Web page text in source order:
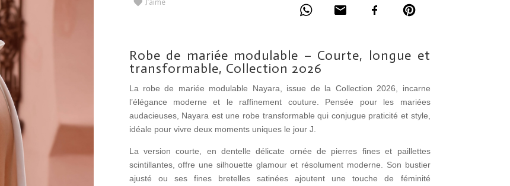
Robe de mariée modulable – Courte, longue et
transformable, Collection 2026
La robe de mariée modulable Nayara, issue de la Collection 2026, incarne
l’élégance moderne et le raffinement couture. Pensée pour les mariées
audacieuses, Nayara est une robe transformable qui conjugue praticité et style,
idéale pour vivre deux moments uniques le jour J.
La version courte, en dentelle délicate ornée de pierres fines et paillettes
scintillantes, offre une silhouette glamour et résolument moderne. Son bustier
ajusté ou ses fines bretelles satinées ajoutent une touche de féminité